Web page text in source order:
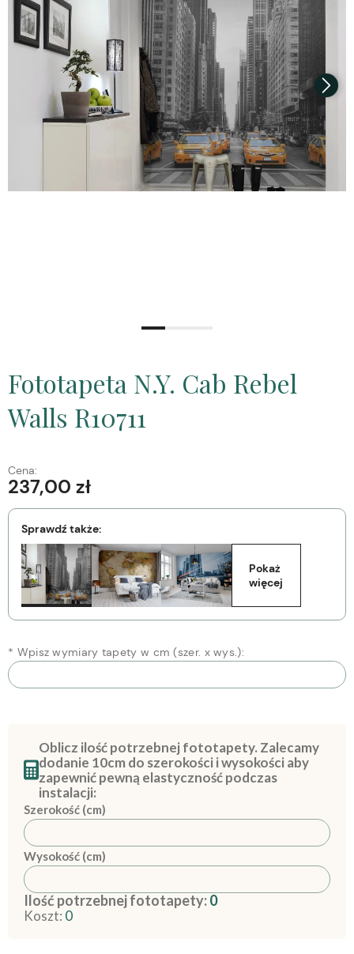
Fototapeta N.Y. Cab Rebel
Walls R10711
Cena:
237,00 zł
Sprawdź także:
Pokaż
więcej
* Wpisz wymiary tapety w cm (szer. x wys.):
Oblicz ilość potrzebnej fototapety. Zalecamy
dodanie 10cm do szerokości i wysokości aby
zapewnić pewną elastyczność podczas
instalacji:
Szerokość (cm)
Wysokość (cm)
Ilość potrzebnej fototapety:0
Koszt: 0